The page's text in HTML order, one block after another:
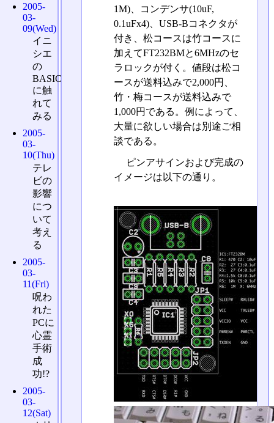
1M)、コンデンサ(10uF,
0.1uFx4)、USB-Bコネクタが
付き、松コースは竹コースに
加えてFT232BMと6MHzのセ
ラロックが付く。値段は松コ
ースが送料込みで2,000円、
竹・梅コースが送料込みで
1,000円である。例によって、
大量に欲しい場合は別途ご相
談である。
ピンアサインおよび完成の
イメージは以下の通り。
2005-
03-
09(Wed)
イニ
シエ
の
BASIC
に触
れて
みる
2005-
03-
10(Thu)
テレ
ビの
影響
につ
いて
考え
る
2005-
03-
11(Fri)
呪わ
れた
PCに
心霊
手術
成
功!?
2005-
03-
12(Sat)